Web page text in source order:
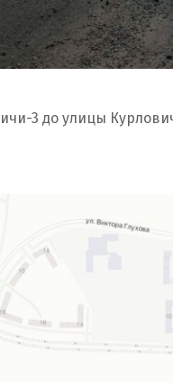
3 до улицы